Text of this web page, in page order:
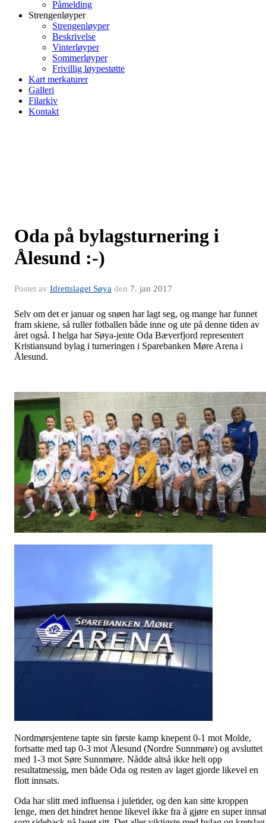
Påmelding
Strengenløyper
Strengenløyper
Beskrivelse
Vinterløyper
Sommerløyper
Frivillig løypestøtte
Kart merkaturer
Galleri
Filarkiv
Kontakt
Oda på bylagsturnering i
Ålesund :-)
Postet av Idrettslaget Søya den 7. jan 2017
Selv om det er januar og snøen har lagt seg, og mange har funnet
fram skiene, så ruller fotballen både inne og ute på denne tiden av
året også. I helga har Søya-jente Oda Bæverfjord representert
Kristiansund bylag i turneringen i Sparebanken Møre Arena i
Ålesund.
Nordmørsjentene tapte sin første kamp knepent 0-1 mot Molde,
fortsatte med tap 0-3 mot Ålesund (Nordre Sunnmøre) og avsluttet
med 1-3 mot Søre Sunnmøre. Nådde altså ikke helt opp
resultatmessig, men både Oda og resten av laget gjorde likevel en
flott innsats.
Oda har slitt med influensa i juletider, og den kan sitte kroppen
lenge, men det hindret henne likevel ikke fra å gjøre en super